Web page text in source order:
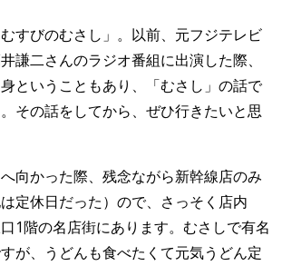
すびのむさし」。以前、元フジテレビ
謙二さんのラジオ番組に出演した際、
ということもあり、「むさし」の話で
その話をしてから、ぜひ行きたいと思
向かった際、残念ながら新幹線店のみ
定休日だった）ので、さっそく店内
1階の名店街にあります。むさしで有名
が、うどんも食べたくて元気うどん定